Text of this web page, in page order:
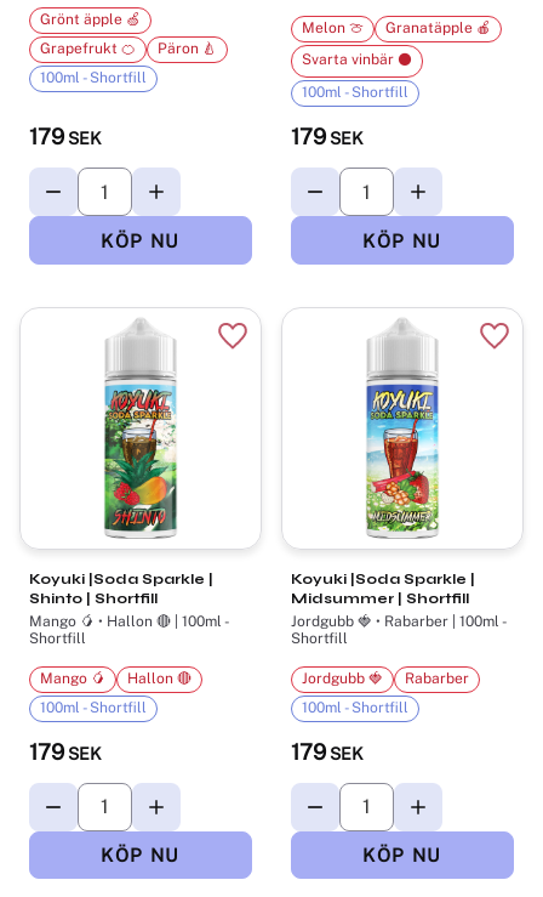
179 SEK
Grönt äpple 🍏
Grapefrukt 🍊
Päron 🍐
100ml - Shortfill
179 SEK
Melon 🍈
Granatäpple 🍎
Svarta vinbär ⚫
100ml - Shortfill
Koyuki |Soda Sparkle |
Shinto | Shortfill
Mango 🥭​ • Hallon 🔴 | 100ml -
Shortfill
179 SEK
Mango 🥭​
Hallon 🔴
100ml - Shortfill
Lägg till i favoriter
Koyuki |Soda Sparkle |
Midsummer | Shortfill
Jordgubb 🍓 • Rabarber | 100ml -
Shortfill
179 SEK
Jordgubb 🍓
Rabarber
100ml - Shortfill